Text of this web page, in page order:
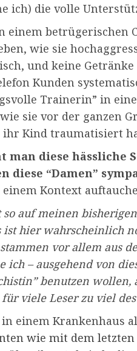
ich) die volle
einem betrügerischen
wie sie
und keine
Kunden
Trainerin” in
sie vor der ganzen
ihr Kind traumatisiert
man diese hässliche
diese “Damen”
Kontext
so auf meinen
ist hier wahrscheinlich
vor allem aus
ich – ausgehend von
benutzen wollen,
viele Leser zu viel
einem Krankenhaus
wie mit dem letzten